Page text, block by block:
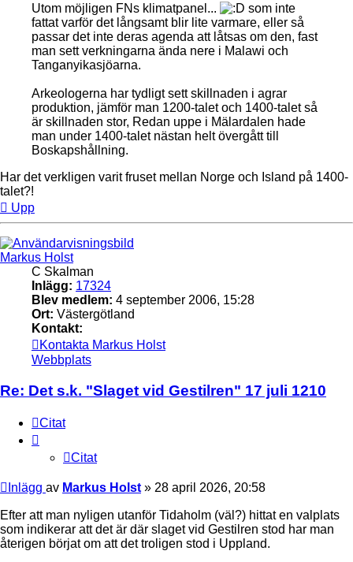
Utom möjligen FNs klimatpanel...
som inte
fattat varför det långsamt blir lite varmare, eller så
passar det inte deras agenda att låtsas om den, fast
man sett verkningarna ända nere i Malawi och
Tanganyikasjöarna.
Arkeologerna har tydligt sett skillnaden i agrar
produktion, jämför man 1200-talet och 1400-talet så
är skillnaden stor, Redan uppe i Mälardalen hade
man under 1400-talet nästan helt övergått till
Boskapshållning.
Har det verkligen varit fruset mellan Norge och Island på 1400-
talet?!
Upp
Markus Holst
C Skalman
Inlägg: 17324
Blev medlem: 4 september 2006, 15:28
Ort: Västergötland
Kontakt:
Kontakta Markus Holst
Webbplats
Re: Det s.k. "Slaget vid Gestilren" 17 juli 1210
Citat
Citat
Inlägg av Markus Holst » 28 april 2026, 20:58
Efter att man nyligen utanför Tidaholm (väl?) hittat en valplats
som indikerar att det är där slaget vid Gestilren stod har man
återigen börjat om att det troligen stod i Uppland.